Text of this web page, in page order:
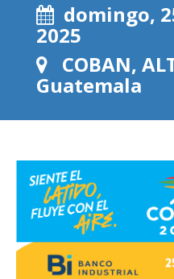
domingo,
2025
COBAN,
Guatemala